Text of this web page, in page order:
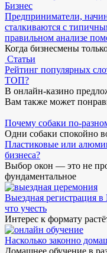
Бизнес
Предприниматели,
сталкиваются с
правильном анализе
Когда бизнесмены
Статьи
Рейтинг популярных
ТОП?
В онлайн-казино
Вам также может
Почему собаки по-
Одни собаки спокойно
Пластиковые или
бизнеса?
Выбор окон — это не
фундаментальное
Выездная регистрация
что учесть
Интерес к формату
Насколько законно
Домашнее обучение в